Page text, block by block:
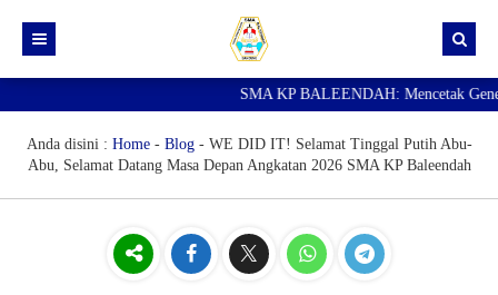
Berita
SMA KP BALEENDAH: Mencetak
Anda disini : Home- Blog- WE DID IT! Selamat Tinggal Putih Abu-
Abu, Selamat Datang Masa Depan Angkatan 2026 SMA KP Baleendah